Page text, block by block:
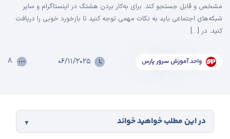
مشخص و قابل جستجو کند. برای به‌کار بردن هشتگ در اینستاگرام و سایر
شبکه‌های اجتماعی باید به نکات مهمی توجه کنید تا بازخورد خوبی را دریافت
کنید. در […]
واحد آموزش سرور پارس ۰۶/۱۱/۲۰۲۵ ۸
در این مطلب خواهید خواند